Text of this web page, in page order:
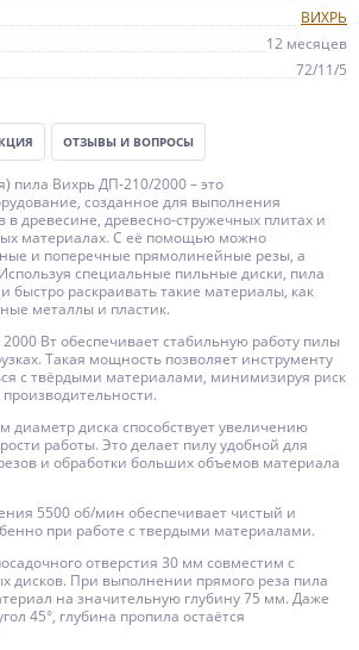
ВИХРЬ
12 месяцев
72/11/5
ОТЗЫВЫ И ВОПРОСЫ
пила Вихрь ДП-210/2000 – это
созданное для выполнения
в древесине, древесно-стружечных плитах и
материалах. С её помощью можно
и поперечные прямолинейные резы, а
специальные пильные диски, пила
быстро раскраивать такие материалы, как
металлы и пластик.
Вт обеспечивает стабильную работу пилы
Такая мощность позволяет инструменту
с твёрдыми материалами, минимизируя риск
диаметр диска способствует увеличению
работы. Это делает пилу удобной для
и обработки больших объемов материала
5500 об/мин обеспечивает чистый и
при работе с твердыми материалами.
отверстия 30 мм совместим с
дисков. При выполнении прямого реза пила
на значительную глубину 75 мм. Даже
45°, глубина пропила остаётся